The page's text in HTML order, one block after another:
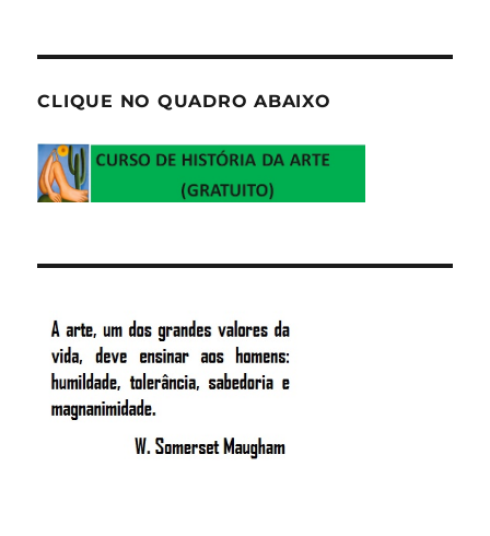
CLIQUE NO QUADRO ABAIXO